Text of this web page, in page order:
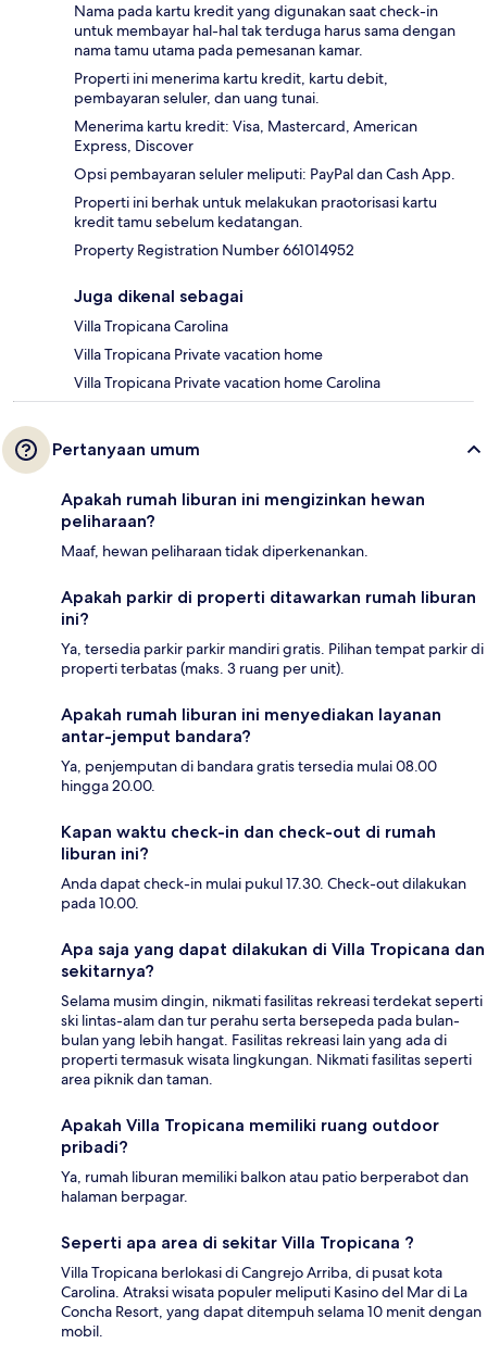
Nama pada kartu kredit yang digunakan saat check-in
untuk membayar hal-hal tak terduga harus sama dengan
nama tamu utama pada pemesanan kamar.
Properti ini menerima kartu kredit, kartu debit,
pembayaran seluler, dan uang tunai.
Menerima kartu kredit: Visa, Mastercard, American
Express, Discover
Opsi pembayaran seluler meliputi: PayPal dan Cash App.
Properti ini berhak untuk melakukan praotorisasi kartu
kredit tamu sebelum kedatangan.
Property Registration Number 661014952
Juga dikenal sebagai
Villa Tropicana Carolina
Villa Tropicana Private vacation home
Villa Tropicana Private vacation home Carolina
Pertanyaan umum
Apakah rumah liburan ini mengizinkan hewan
peliharaan?
Maaf, hewan peliharaan tidak diperkenankan.
Apakah parkir di properti ditawarkan rumah liburan
ini?
Ya, tersedia parkir parkir mandiri gratis. Pilihan tempat parkir di
properti terbatas (maks. 3 ruang per unit).
Apakah rumah liburan ini menyediakan layanan
antar-jemput bandara?
Ya, penjemputan di bandara gratis tersedia mulai 08.00
hingga 20.00.
Kapan waktu check-in dan check-out di rumah
liburan ini?
Anda dapat check-in mulai pukul 17.30. Check-out dilakukan
pada 10.00.
Apa saja yang dapat dilakukan di Villa Tropicana dan
sekitarnya?
Selama musim dingin, nikmati fasilitas rekreasi terdekat seperti
ski lintas-alam dan tur perahu serta bersepeda pada bulan-
bulan yang lebih hangat. Fasilitas rekreasi lain yang ada di
properti termasuk wisata lingkungan. Nikmati fasilitas seperti
area piknik dan taman.
Apakah Villa Tropicana memiliki ruang outdoor
pribadi?
Ya, rumah liburan memiliki balkon atau patio berperabot dan
halaman berpagar.
Seperti apa area di sekitar Villa Tropicana ?
Villa Tropicana berlokasi di Cangrejo Arriba, di pusat kota
Carolina. Atraksi wisata populer meliputi Kasino del Mar di La
Concha Resort, yang dapat ditempuh selama 10 menit dengan
mobil.